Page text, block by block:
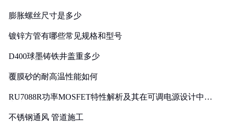
膨胀螺丝尺寸是多少
镀锌方管有哪些常见规格和型号
D400球墨铸铁井盖重多少
覆膜砂的耐高温性能如何
RU7088R功率MOSFET特性解析及其在可调电源设计中的
不锈钢通风 管道施工